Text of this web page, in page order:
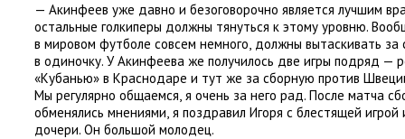
— Акинфеев уже давно и безоговорочно является лучшим
остальные голкиперы должны тянуться к этому уровню.
в мировом футболе совсем немного, должны вытаскивать за
в одиночку. У Акинфеева же получилось две игры подряд —
«Кубанью» в Краснодаре и тут же за сборную против
Мы регулярно общаемся, я очень за него рад. После матча
обменялись мнениями, я поздравил Игоря с блестящей игрой
дочери. Он большой молодец.